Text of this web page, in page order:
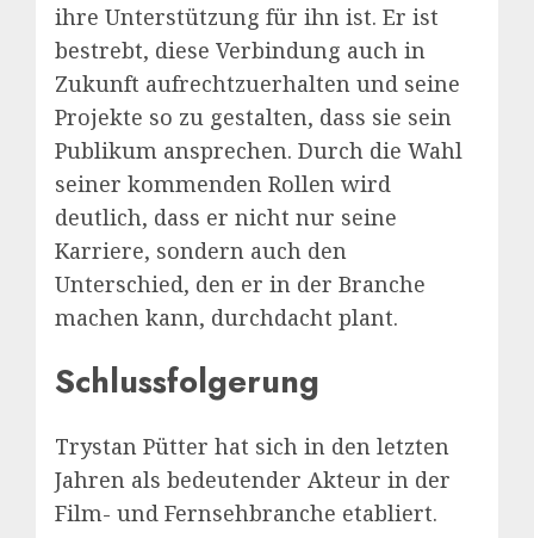
ihre Unterstützung für ihn ist. Er ist
bestrebt, diese Verbindung auch in
Zukunft aufrechtzuerhalten und seine
Projekte so zu gestalten, dass sie sein
Publikum ansprechen. Durch die Wahl
seiner kommenden Rollen wird
deutlich, dass er nicht nur seine
Karriere, sondern auch den
Unterschied, den er in der Branche
machen kann, durchdacht plant.
Schlussfolgerung
Trystan Pütter hat sich in den letzten
Jahren als bedeutender Akteur in der
Film- und Fernsehbranche etabliert.